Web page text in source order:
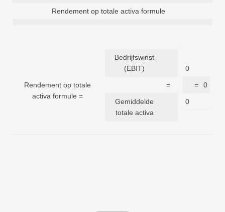
Rendement op totale activa formule
Rendement op totale
activa formule =
Bedrijfswinst
(EBIT)
=
Gemiddelde
totale activa
0
= 0
0